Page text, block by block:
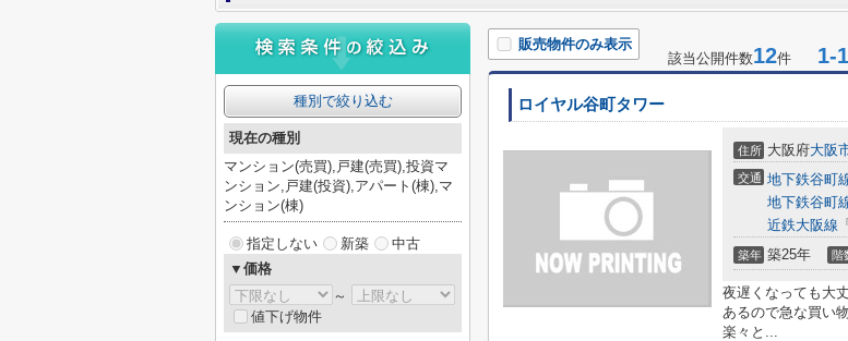
販売物件のみ表示
該当公開件数12件 1-
ロイヤル谷町タワー
住所 大阪府大阪
交通 地下鉄谷町
地下鉄谷町
近鉄大阪線 「
築年 築25年 階
夜遅くなっても大
あるので急な買い
楽々と...
種別で絞り込む
現在の種別
マンション(売買),戸建(売買),投資マ
ンション,戸建(投資),アパート(棟),マ
ンション(棟)
指定しない 新築
中古
▼価格
～
値下げ物件